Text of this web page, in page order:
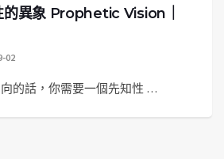
的異象 Prophetic Vision｜
02
的話，你需要一個先知性 …